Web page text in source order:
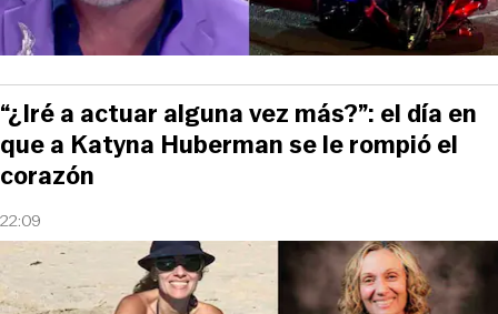
22:09
“¿Iré a actuar alguna vez más?”: el día en
que a Katyna Huberman se le rompió el
corazón